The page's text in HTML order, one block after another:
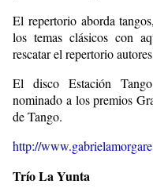
El repertorio aborda
los temas clásicos con
rescatar el repertorio
El disco Estación
nominado a los premios
de Tango.
http://
Trío La Yunta